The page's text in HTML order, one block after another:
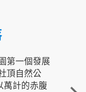
第一個發展
頂自然公
萬計的赤腹
重